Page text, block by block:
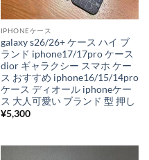
IPHONEケース
galaxy s26/26+ ケース ハイ ブ
ランド iphone17/17pro ケース
dior ギャラクシー スマホ ケー
ス おすすめ iphone16/15/14pro
ケース ディオール iphoneケー
ス 大人可愛い ブランド 型 押し
¥5,300